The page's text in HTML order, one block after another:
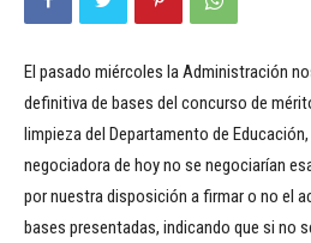
El pasado miércoles la Administración
definitiva de bases del concurso de
limpieza del Departamento de
negociadora de hoy no se negociarían
por nuestra disposición a firmar o no el
bases presentadas, indicando que si no